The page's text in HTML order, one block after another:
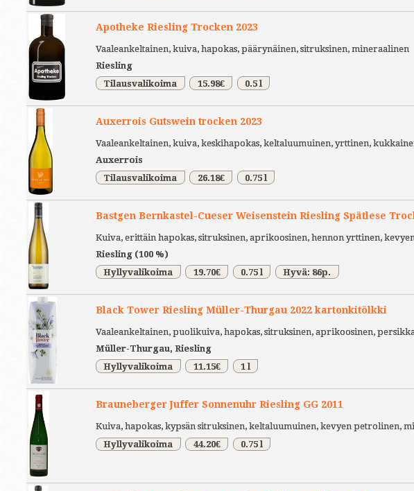
Apotheke Riesling Trocken 2023
Vaaleankeltainen, kuiva, hapokas, päärynäinen, sitruksinen, mineraalinen
Riesling
Tilausvalikoima
15.98€ 0.5 l
Auxerrois Gutswein trocken 2023
Vaaleankeltainen, kuiva, keskihapokas, keltaluumuinen, yrttinen,
Auxerrois
Tilausvalikoima
26.18€ 0.75 l
Bastgen Bernkastel-Cueser Weisenstein Riesling Spätlese
Kuiva, erittäin hapokas, sitruksinen, aprikoosinen, hennon yrttinen,
Riesling (100 %)
Hyllyvalikoima
19.70€ 0.75 l Hyvä: 86p.
Black Tower Riesling Müller-Thurgau 2022 kartonkitölkki
Vaaleankeltainen, puolikuiva, hapokas, sitruksinen, aprikoosinen,
Müller-Thurgau, Riesling
Hyllyvalikoima
11.15€ 1 l
Brauneberger Juffer Sonnenuhr Riesling GG 2011
Kuiva, hapokas, kypsän sitruksinen, keltaluumuinen, kevyen petrolinen,
Hyllyvalikoima
44.20€ 0.75 l